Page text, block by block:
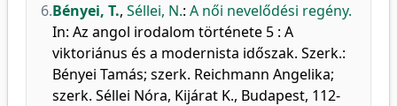
6.Bényei, T., Séllei, N.: A női nevelődési regény.
In: Az angol irodalom története 5 : A
viktoriánus és a modernista időszak. Szerk.:
Bényei Tamás; szerk. Reichmann Angelika;
szerk. Séllei Nóra, Kijárat K., Budapest, 112-